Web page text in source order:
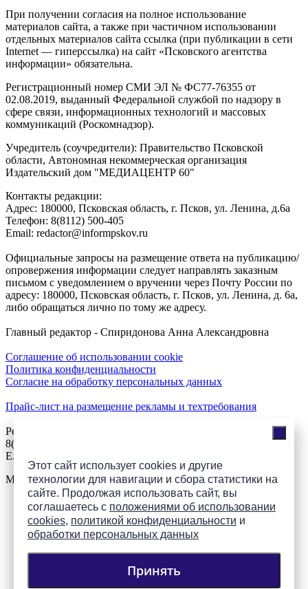
Этот сайт использует cookies и другие
технологии для навигации и сбора статистики на
сайте. Продолжая использовать сайт, вы
соглашаетесь с положениями об использовании
cookies, политикой конфиденциальности и
обработки персональных данных
Принять
При получении согласия на полное использование
материалов сайта, а также при частичном использовании
отдельных материалов сайта ссылка (при публикации в сети
Internet — гиперссылка) на сайт «Псковского агентства
информации» обязательна.
Регистрационный номер СМИ ЭЛ № ФС77-76355 от
02.08.2019, выданный Федеральной службой по надзору в
сфере связи, информационных технологий и массовых
коммуникаций (Роскомнадзор).
Учредитель (соучредители): Правительство Псковской
области, Автономная некоммерческая организация
Издательский дом "МЕДИАЦЕНТР 60"
Контакты редакции:
Адреc: 180000, Псковская область, г. Псков, ул. Ленина, д.6а
Телефон: 8(8112) 500-405
Email: redactor@informpskov.ru
Официальные запросы на размещение ответа на публикацию/
опровержения информации следует направлять заказным
письмом с уведомлением о вручении через Почту России по
адресу: 180000, Псковская область, г. Псков, ул. Ленина, д. 6а,
либо обращаться лично по тому же адресу.
Главный редактор - Спиридонова Анна Александровна
Соглашение об использовании cookie
Политика конфиденциальности
Согласие на обработку персональных данных
Прайс-лист на размещение рекламы и техтребования
Реклама на сайте
8(921)508-52-62, телефон 8(8112) 500-131
E.Sezeikina@mhpsk.ru
Меню
Слушать радио «7 небо» онлайн
Подпишись на группы